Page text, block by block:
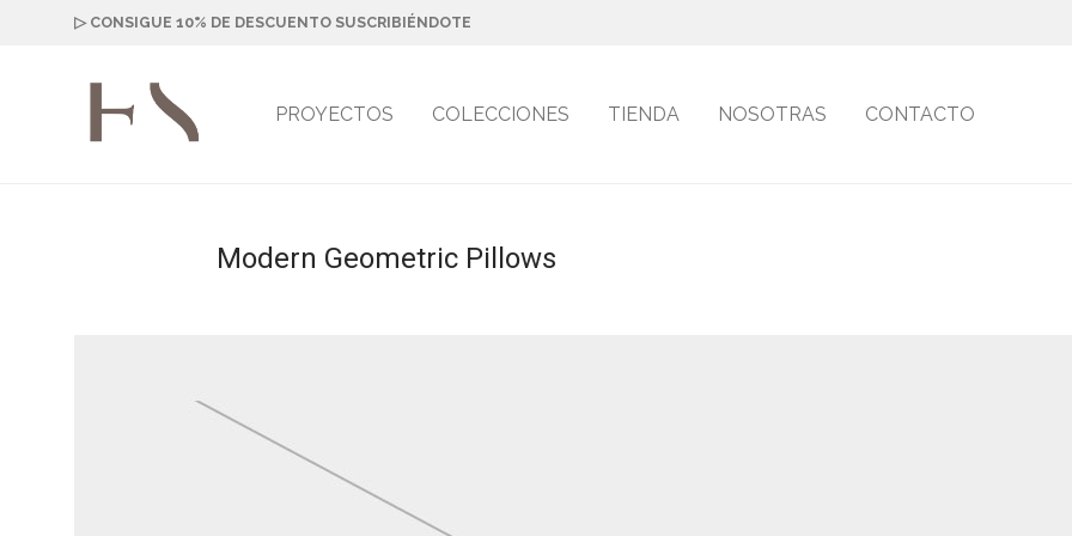
▷ CONSIGUE 10% DE DESCUENTO SUSCRIBIÉNDOTE
PROYECTOS COLECCIONES TIENDA NOSOTRAS CONTACTO
Modern Geometric Pillows